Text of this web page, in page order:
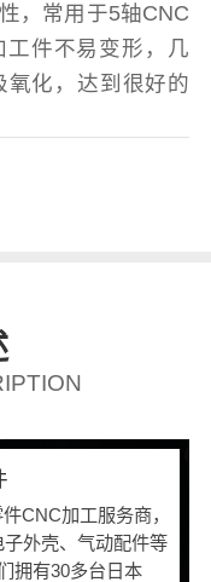
，常用于5轴CNC
件不易变形，几
氧化，达到很好的
CNC加工服务商，
外壳、气动配件等
拥有30多台日本